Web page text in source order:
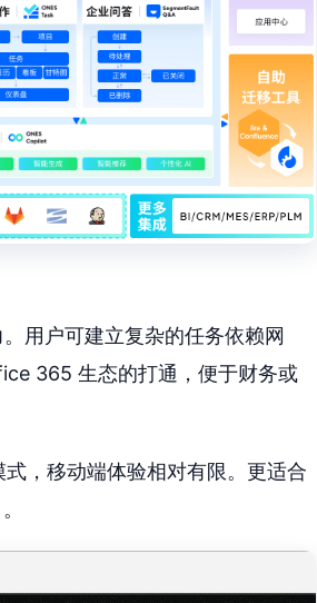
用户可建立复杂的任务依赖网
365 生态的打通，便于财务或
，移动端体验相对有限。更适合